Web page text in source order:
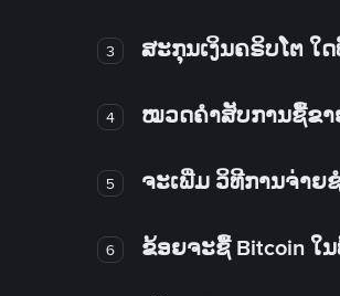
3 ສະກຸນເງິນຄຣິບໂຕ ໃ
4 ໝວດຄໍາສັບການຊື້ຂາ
5 ຈະເພີ່ມ ວິທີການຈ່າຍ
6 ຂ້ອຍຈະຊື້ Bitcoin ໃນ